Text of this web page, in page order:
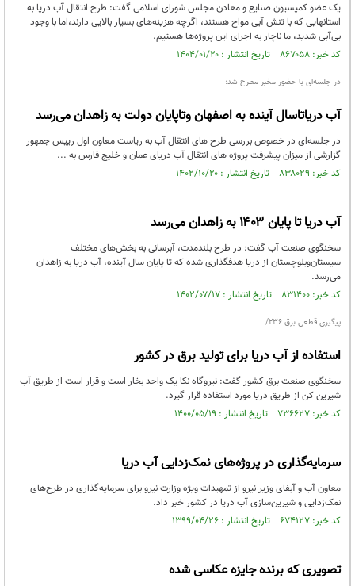
یک عضو کمیسیون صنایع و معادن مجلس شورای اسلامی گفت: طرح انتقال آب دریا به
استانهایی که با تنش آبی مواج هستند، اگرچه هزینه‌های بسیار بالایی دارند،اما با وجود
بی‌آبی شدید، ما ناچار به اجرای این پروژه‌ها هستیم.
کد خبر: ۸۶۷۰۵۸ تاریخ انتشار : ۱۴۰۴/۰۱/۲۰
در جلسه‌ای با حضور مخبر مطرح شد؛
آب دریاتاسال آینده به اصفهان وتاپایان دولت به زاهدان می‌رسد
در جلسه‌ای در خصوص بررسی طرح های انتقال آب به ریاست معاون اول رییس جمهور
گزارشی از میزان پیشرفت پروژه های انتقال آب دریای عمان و خلیج فارس به ...
کد خبر: ۸۳۸۰۲۹ تاریخ انتشار : ۱۴۰۲/۱۰/۲۰
آب دریا تا پایان ۱۴۰۳ به زاهدان می‌رسد
سخنگوی صنعت آب گفت: در طرح بلندمدت، آبرسانی به بخش‌های مختلف
سیستان‌وبلوچستان از دریا هدفگذاری شده که تا پایان سال آینده، آب دریا به زاهدان
می‌رسد.
کد خبر: ۸۳۱۴۰۰ تاریخ انتشار : ۱۴۰۲/۰۷/۱۷
پیگیری قطعی برق ۲۳۶/
استفاده از آب دریا برای تولید برق در کشور
سخنگوی صنعت برق کشور گفت: نیروگاه نکا یک واحد بخار است و قرار است از طریق آب
شیرین کن از طریق دریا مورد استفاده قرار گیرد.
کد خبر: ۷۳۶۶۲۷ تاریخ انتشار : ۱۴۰۰/۰۵/۱۹
سرمایه‌گذاری در پروژه‌های نمک‌زدایی آب دریا
معاون آب و آبفای وزیر نیرو از تمهیدات ویژه وزارت نیرو برای سرمایه‌گذاری در طرح‌های
نمک‌زدایی و شیرین‌سازی آب دریا در کشور خبر داد.
کد خبر: ۶۷۴۱۲۷ تاریخ انتشار : ۱۳۹۹/۰۴/۲۶
تصویری که برنده جایزه عکاسی شده